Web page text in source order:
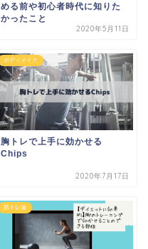
める前や初心者時代に知りた
かったこと
2020年5月11日
ボディメイク
胸トレで上手に効かせる
Chips
2020年7月17日
筋トレ論